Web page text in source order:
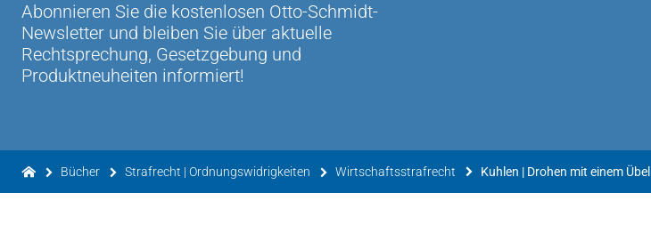
Abonnieren Sie die kostenlosen Otto-Schmidt-
Newsletter und bleiben Sie über aktuelle
Rechtsprechung, Gesetzgebung und
Produktneuheiten informiert!
Bücher Strafrecht | Ordnungswidrigkeiten Wirtschaftsstrafrecht Kuhlen | Drohen mit einem